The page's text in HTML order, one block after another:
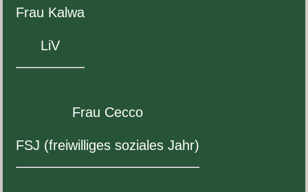
Frau Kalwa
LiV
Frau Cecco
FSJ (frei­williges soziales Jahr)